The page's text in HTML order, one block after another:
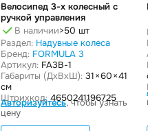
Велосипед 3-х колесный с
ручкой управления
В наличии>50 шт
Раздел: Надувные колеса
Бренд: FORMULA 3
Артикул: FA3B-1
Габариты (ДxВxШ): 31 × 60 × 41
см
Штрихкод: 4650241196725
Авторизуйтесь, чтобы узнать
цену